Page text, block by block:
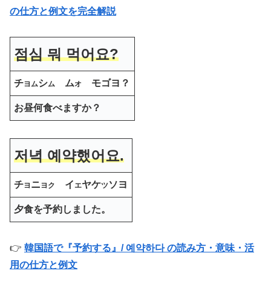
の仕方と例文を完全解説
점심 뭐 먹어요?
チヨムシム ムオ モゴヨ？
お昼何食べますか？
저녁 예약했어요.
チヨ ニヨク イ エヤケツソヨ
夕食を予約しました。
👉 韓国語で『予約する』/ 예약하다 の読み方・意味・活
用の仕方と例文